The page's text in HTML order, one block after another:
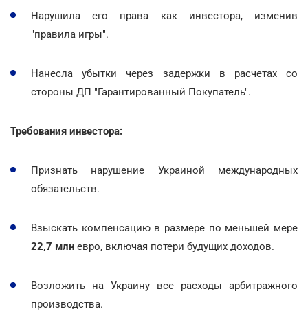
Нарушила его права как инвестора, изменив
"правила игры".
Нанесла убытки через задержки в расчетах со
стороны ДП "Гарантированный Покупатель".
Требования инвестора:
Признать нарушение Украиной международных
обязательств.
Взыскать компенсацию в размере по меньшей мере
22,7 млн евро, включая потери будущих доходов.
Возложить на Украину все расходы арбитражного
производства.